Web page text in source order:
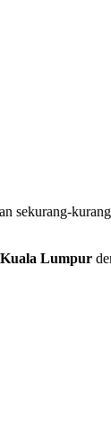
sekurang-
Lumpur